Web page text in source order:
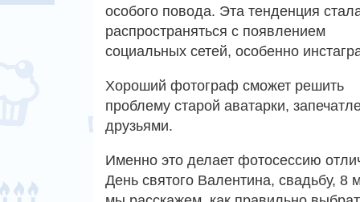
особого повода. Эта тенденция
распространяться с появлением
социальных сетей, особенно
Хороший фотограф сможет решить
проблему старой аватарки,
друзьями.
Именно это делает фотосессию
День святого Валентина, свадьбу, 8